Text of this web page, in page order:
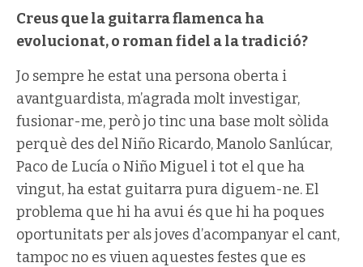
Creus que la guitarra flamenca ha
evolucionat, o roman fidel a la tradició?
Jo sempre he estat una persona oberta i
avantguardista, m’agrada molt investigar,
fusionar-me, però jo tinc una base molt sòlida
perquè des del Niño Ricardo, Manolo Sanlúcar,
Paco de Lucía o Niño Miguel i tot el que ha
vingut, ha estat guitarra pura diguem-ne. El
problema que hi ha avui és que hi ha poques
oportunitats per als joves d’acompanyar el cant,
tampoc no es viuen aquestes festes que es